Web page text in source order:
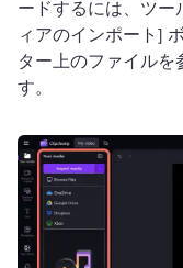
ードするには、ツ
ィアのインポート]
ター上のファイルを
す。